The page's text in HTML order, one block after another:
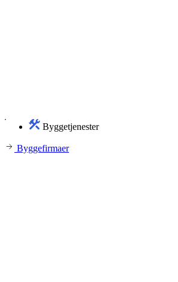
Byggetjenester
Byggefirmaer